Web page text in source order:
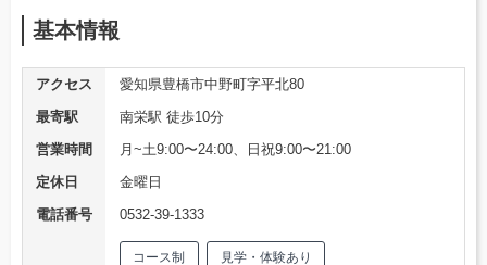
基本情報
アクセス
愛知県豊橋市中野町字平北80
最寄駅
南栄駅 徒歩10分
営業時間
月~土9:00〜24:00、日祝9:00〜21:00
定休日
金曜日
電話番号
0532-39-1333
コース制 見学・体験あり